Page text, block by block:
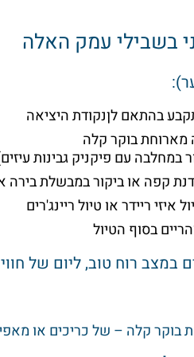
בשבילי עמק האלה
בהתאם לןנקודת היציאה
במחלבה עם פיקניק גבינות
במצב רוח טוב, ליום של